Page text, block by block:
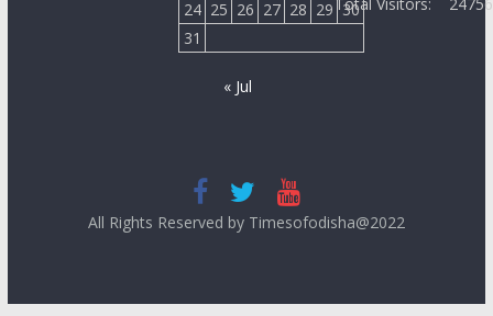
24 25 26 27 28 29 30
31
« Jul
All Rights Reserved by Timesofodisha@2022